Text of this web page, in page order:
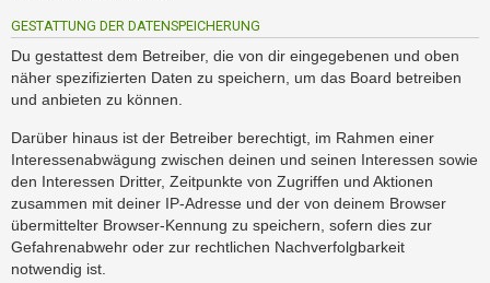
GESTATTUNG DER DATENSPEICHERUNG
Du gestattest dem Betreiber, die von dir eingegebenen und oben
näher spezifizierten Daten zu speichern, um das Board betreiben
und anbieten zu können.
Darüber hinaus ist der Betreiber berechtigt, im Rahmen einer
Interessenabwägung zwischen deinen und seinen Interessen sowie
den Interessen Dritter, Zeitpunkte von Zugriffen und Aktionen
zusammen mit deiner IP-Adresse und der von deinem Browser
übermittelter Browser-Kennung zu speichern, sofern dies zur
Gefahrenabwehr oder zur rechtlichen Nachverfolgbarkeit
notwendig ist.